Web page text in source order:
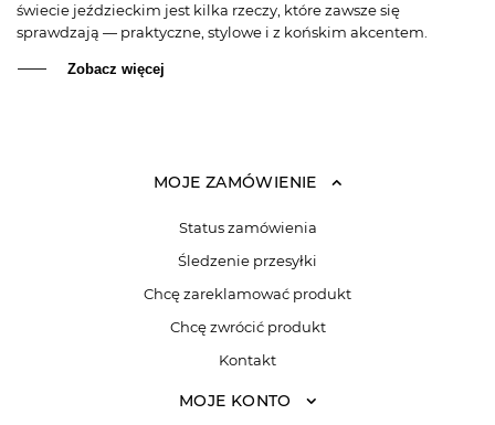
świecie jeździeckim jest kilka rzeczy, które zawsze się
sprawdzają — praktyczne, stylowe i z końskim akcentem.
Zobacz więcej
MOJE ZAMÓWIENIE
Status zamówienia
Śledzenie przesyłki
Chcę zareklamować produkt
Chcę zwrócić produkt
Kontakt
MOJE KONTO